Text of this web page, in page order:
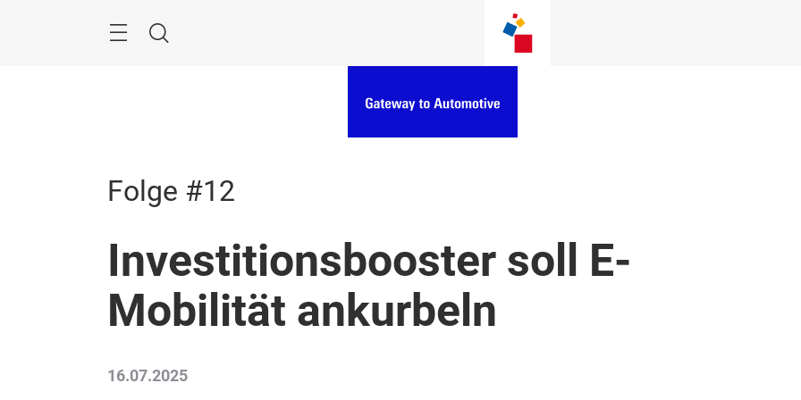
Suche
Folge #12
Investitionsbooster soll E-
Mobilität ankurbeln
16.07.2025